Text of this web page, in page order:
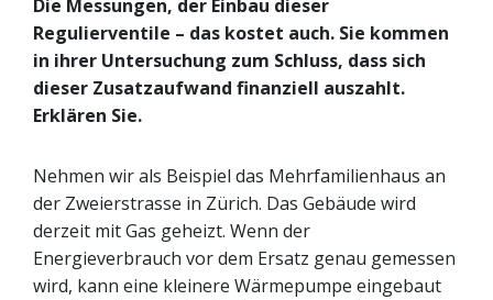
Die Messungen, der Einbau dieser
Regulierventile – das kostet auch. Sie kommen
in ihrer Untersuchung zum Schluss, dass sich
dieser Zusatzaufwand finanziell auszahlt.
Erklären Sie.
Nehmen wir als Beispiel das Mehrfamilienhaus an
der Zweierstrasse in Zürich. Das Gebäude wird
derzeit mit Gas geheizt. Wenn der
Energieverbrauch vor dem Ersatz genau gemessen
wird, kann eine kleinere Wärmepumpe eingebaut